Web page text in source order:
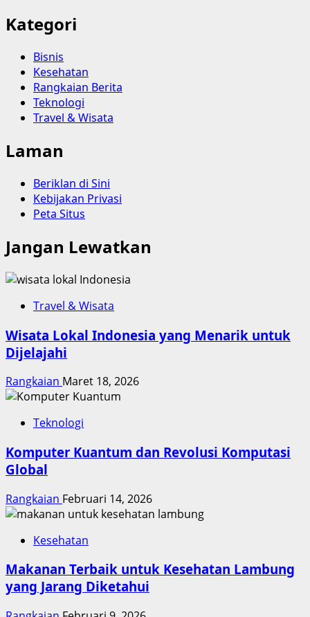
Kategori
Bisnis
Kesehatan
Rangkaian Berita
Teknologi
Travel & Wisata
Laman
Beriklan di Sini
Kebijakan Privasi
Peta Situs
Jangan Lewatkan
Travel & Wisata
Wisata Lokal Indonesia yang Menarik untuk
Dijelajahi
Rangkaian Maret 18, 2026
Teknologi
Komputer Kuantum dan Revolusi Komputasi
Global
Rangkaian Februari 14, 2026
Kesehatan
Makanan Terbaik untuk Kesehatan Lambung
yang Jarang Diketahui